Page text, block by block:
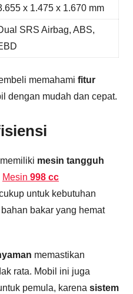
x 1.475 x 1.670 mm
SRS Airbag, ABS,
memahami fitur
dengan mudah dan cepat.
memiliki mesin tangguh
Mesin 998 cc
untuk kebutuhan
bakar yang hemat
memastikan
rata. Mobil ini juga
pemula, karena sistem